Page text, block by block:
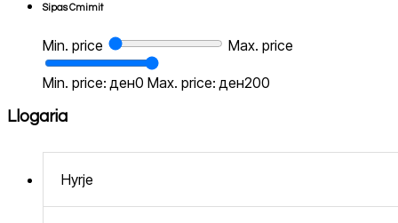
Sipas Cmimit
Min. price Max. price
Min. price: ден0 Max. price: ден200
Llogaria
Hyrje